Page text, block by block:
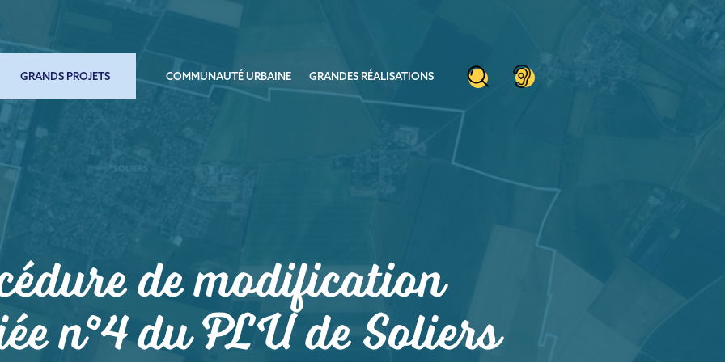
GRANDS PROJETS COMMUNAUTÉ URBAINE GRANDES RÉALISATIONS
de modification
n°4 du PLU de Soliers